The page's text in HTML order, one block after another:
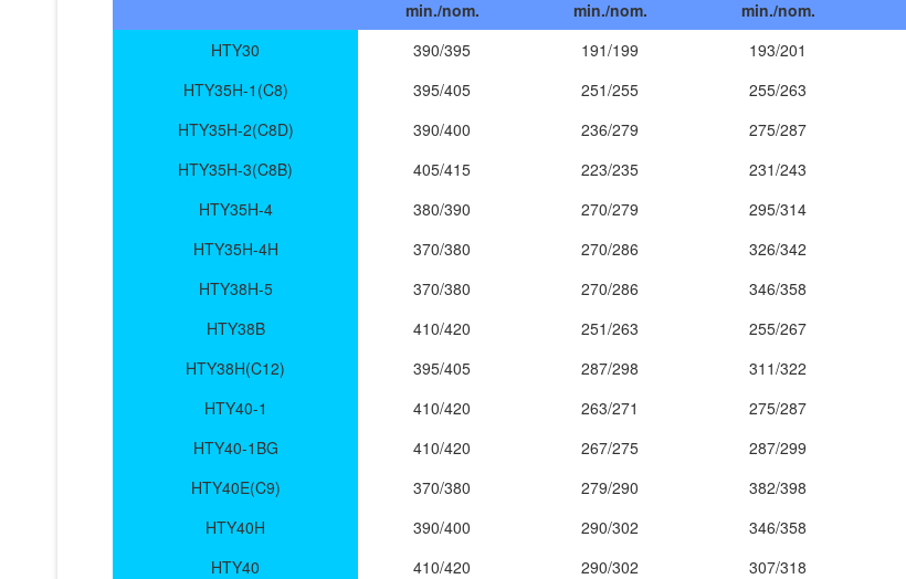
min./nom.
min./nom.
min./nom.
HTY30 390/395 191/199 193/201
HTY35H-1(C8)
395/405 251/255 255/263
HTY35H-2(C8D)
390/400 236/279 275/287
HTY35H-3(C8B)
405/415 223/235 231/243
HTY35H-4
380/390 270/279 295/314
HTY35H-4H
370/380 270/286 326/342
HTY38H-5
370/380 270/286 346/358
HTY38B
410/420 251/263 255/267
HTY38H(C12)
395/405 287/298 311/322
HTY40-1
410/420 263/271 275/287
HTY40-1BG
410/420 267/275 287/299
HTY40E(C9)
370/380 279/290 382/398
HTY40H
390/400 290/302 346/358
HTY40
410/420 290/302 307/318